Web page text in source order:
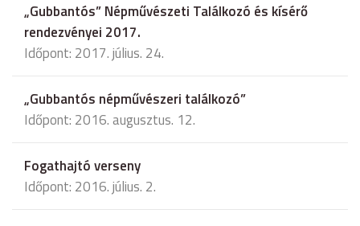
„Gubbantós” Népművészeti Találkozó és kísérő
rendezvényei 2017.
Időpont: 2017. július. 24.
„Gubbantós népművészeri találkozó”
Időpont: 2016. augusztus. 12.
Fogathajtó verseny
Időpont: 2016. július. 2.